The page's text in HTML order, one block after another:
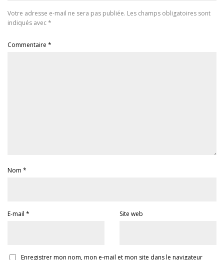
Votre adresse e-mail ne sera pas publiée. Les champs obligatoires sont
indiqués avec*
Commentaire *
Nom *
E-mail * Site web
Enregistrer mon nom, mon e-mail et mon site dans le navigateur